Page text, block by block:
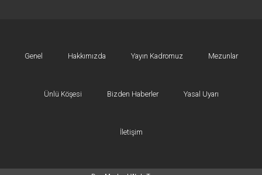
Genel Hakkımızda Yayın Kadromuz Mezunlar
Ünlü Köşesi Bizden Haberler Yasal Uyarı
İletişim